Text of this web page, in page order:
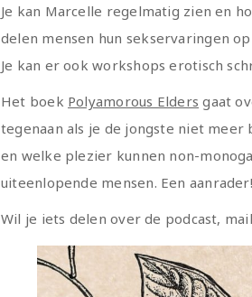
Je kan Marcelle regelmatig zien en
delen mensen hun sekservaringen
Je kan er ook workshops erotisch
Het boek Polyamorous Elders gaat
tegenaan als je de jongste niet
en welke plezier kunnen non-
uiteenlopende mensen. Een aanrader!
Wil je iets delen over de podcast,